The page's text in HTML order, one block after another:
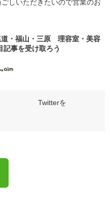
しいただきたいので営業のお
道・福山・三原 理容室・美容
記事を受け取ろう